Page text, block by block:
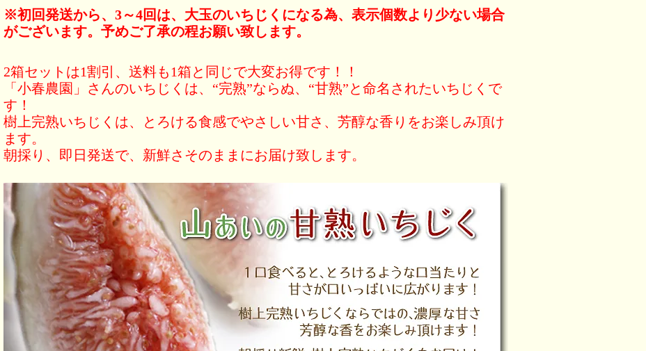
※初回発送から、3～4回は、大玉のいちじくになる為、表示個数より少ない場合
がございます。予めご了承の程お願い致します。
2箱セットは1割引、送料も1箱と同じで大変お得です！！
「小春農園」さんのいちじくは、“完熟”ならぬ、“甘熟”と命名されたいちじくで
す！
樹上完熟いちじくは、とろける食感でやさしい甘さ、芳醇な香りをお楽しみ頂け
ます。
朝採り、即日発送で、新鮮さそのままにお届け致します。